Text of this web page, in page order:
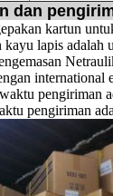
dan
kartun
kayu lapis adalah
pengiriman
pengiriman